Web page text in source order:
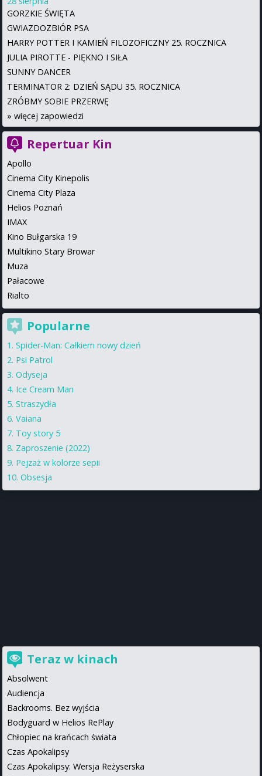
GORZKIE ŚWIĘTA
GWIAZDOZBIÓR PSA
HARRY POTTER I KAMIEŃ FILOZOFICZNY 25. ROCZNICA
JULIA PIROTTE - PIĘKNO I SIŁA
SUNNY DANCER
TERMINATOR 2: DZIEŃ SĄDU 35. ROCZNICA
ZRÓBMY SOBIE PRZERWĘ
» więcej zapowiedzi
Repertuar Kin
Apollo
Cinema City Kinepolis
Cinema City Plaza
Helios Poznań
IMAX
Kino Bułgarska 19
Multikino Stary Browar
Muza
Pałacowe
Rialto
Popularne
Spider-Man: Całkiem nowy dzień
Psi Patrol
Odyseja
Ice Cream Man
Straszydła
Vaiana
Toy story 5
Zaproszenie (2022)
Pejzaż w kolorze sepii
Obsesja
Teraz w kinach
Absolwent
Audiencja
Backrooms. Bez wyjścia
Bodyguard w Helios RePlay
Chłopiec na krańcach świata
Czas Apokalipsy
Czas Apokalipsy: Wersja Reżyserska